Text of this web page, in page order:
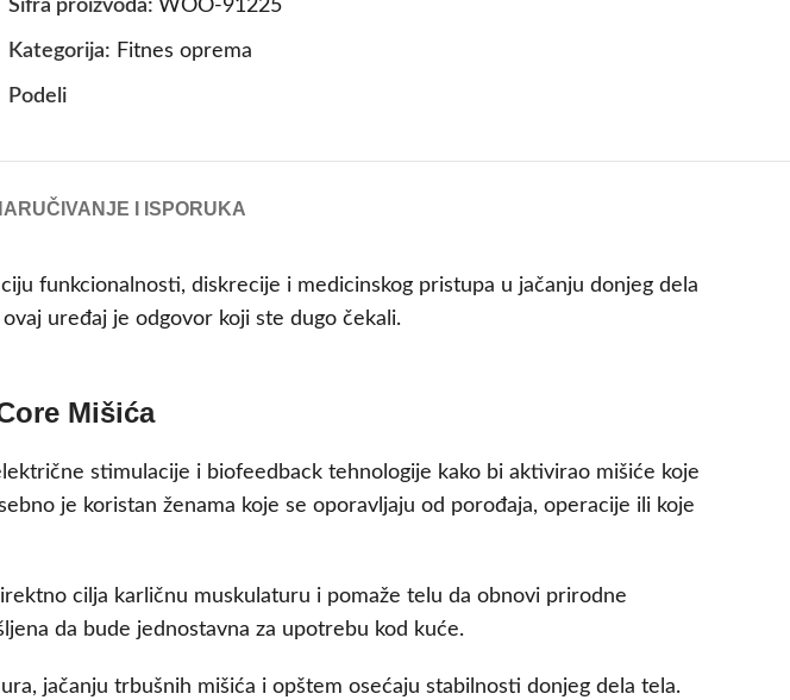
Šifra proizvoda: WOO-91225
Kategorija: Fitnes oprema
Podeli
I ISPORUKA
funkcionalnosti, diskrecije i medicinskog pristupa u jačanju donjeg dela
uređaj je odgovor koji ste dugo čekali.
Mišića
stimulacije i biofeedback tehnologije kako bi aktivirao mišiće koje
je koristan ženama koje se oporavljaju od porođaja, operacije ili koje
cilja karličnu muskulaturu i pomaže telu da obnovi prirodne
da bude jednostavna za upotrebu kod kuće.
jačanju trbušnih mišića i opštem osećaju stabilnosti donjeg dela tela.